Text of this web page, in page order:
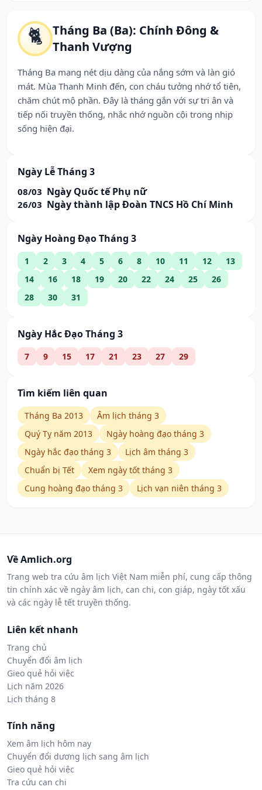
🐈
Tháng Ba (Ba): Chính Đông &
Thanh Vượng
Tháng Ba mang nét dịu dàng của nắng sớm và làn gió
mát. Mùa Thanh Minh đến, con cháu tưởng nhớ tổ tiên,
chăm chút mộ phần. Đây là tháng gắn với sự tri ân và
tiếp nối truyền thống, nhắc nhớ nguồn cội trong nhịp
sống hiện đại.
Ngày Lễ Tháng 3
08/03 Ngày Quốc tế Phụ nữ
26/03 Ngày thành lập Đoàn TNCS Hồ Chí Minh
Ngày Hoàng Đạo Tháng 3
1 2 3 4 5 6 8 10 11 12
13
14
16 18 19 20 22 24 25
26
28
30 31
Ngày Hắc Đạo Tháng 3
7 9 15 17 21 23 27 29
Tìm kiếm liên quan
Tháng Ba 2013
Âm lịch tháng 3
Quý Tỵ năm 2013
Ngày hoàng đạo tháng 3
Ngày hắc đạo tháng 3
Lịch âm tháng 3
Chuẩn bị Tết
Xem ngày tốt tháng 3
Cung hoàng đạo tháng 3
Lịch vạn niên tháng 3
Về Amlich.org
Trang web tra cứu âm lịch Việt Nam miễn phí, cung cấp thông
tin chính xác về ngày âm lịch, can chi, con giáp, ngày tốt xấu
và các ngày lễ tết truyền thống.
Liên kết nhanh
Trang chủ
Chuyển đổi âm lịch
Gieo quẻ hỏi việc
Lịch năm 2026
Lịch tháng 8
Tính năng
Xem âm lịch hôm nay
Chuyển đổi dương lịch sang âm lịch
Gieo quẻ hỏi việc
Tra cứu can chi